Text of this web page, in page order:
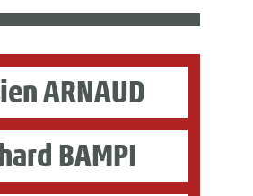
ARNAUD
BAMPI